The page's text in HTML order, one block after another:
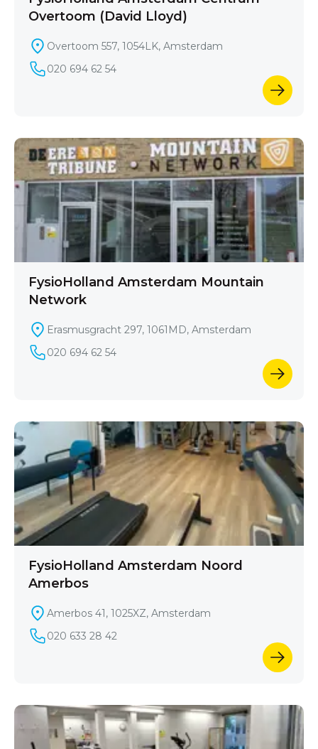
Overtoom (David Lloyd)
Overtoom 557, 1054LK, Amsterdam
020 694 62 54
FysioHolland Amsterdam Mountain
Network
Erasmusgracht 297, 1061MD, Amsterdam
020 694 62 54
FysioHolland Amsterdam Noord
Amerbos
Amerbos 41, 1025XZ, Amsterdam
020 633 28 42